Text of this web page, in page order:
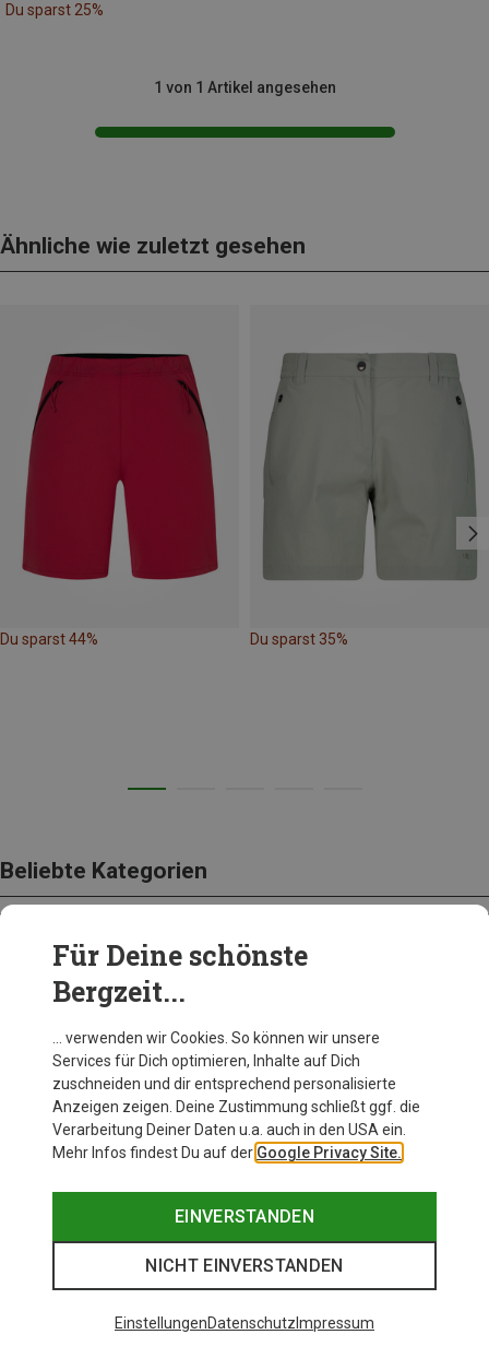
Du sparst 25%
1 von 1 Artikel angesehen
Ähnliche wie zuletzt gesehen
Du sparst 44% Du sparst 35%
Beliebte Kategorien
BEKLEIDUNG
Für Deine schönste
Bergzeit...
… verwenden wir Cookies. So können wir unsere
Services für Dich optimieren, Inhalte auf Dich
zuschneiden und dir entsprechend personalisierte
Anzeigen zeigen. Deine Zustimmung schließt ggf. die
Verarbeitung Deiner Daten u.a. auch in den USA ein.
Mehr Infos findest Du auf der Google Privacy Site.
EINVERSTANDEN
NICHT EINVERSTANDEN
EinstellungenDatenschutz Impressum